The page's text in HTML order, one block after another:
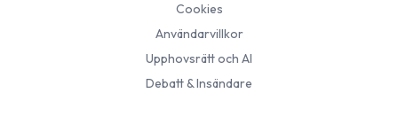
Cookies
Användarvillkor
Upphovsrätt och AI
Debatt & Insändare